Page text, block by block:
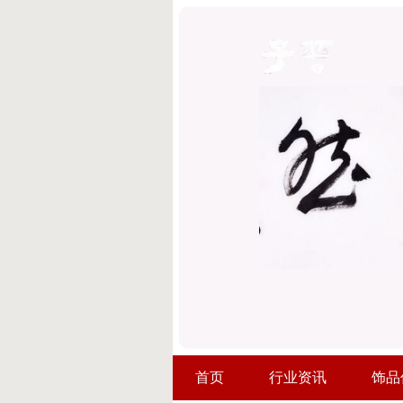
首页 行业资讯 饰